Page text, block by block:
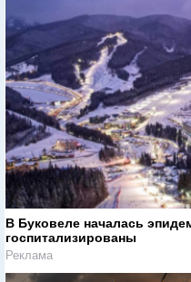
В Буковеле началась
госпитализированы
Реклама